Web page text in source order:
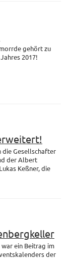
gehört zu
2017!
die Gesellschafter
der Albert
Keßner, die
ein Beitrag im
der